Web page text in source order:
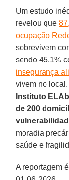
Um estudo
revelou que
ocupação
sobrevivem
sendo 45,1%
insegurança
vivem no
Instituto
de 200
moradia
saúde e
A reportagem